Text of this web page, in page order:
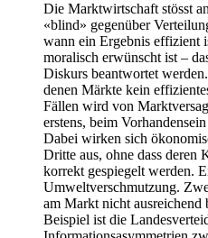
Die Marktwirtschaft stösst
«blind» gegenüber
wann ein Ergebnis effizient
moralisch erwünscht ist –
Diskurs beantwortet
denen Märkte kein
Fällen wird von
erstens, beim
Dabei wirken sich
Dritte aus, ohne dass deren
korrekt gespiegelt werden.
Umweltverschmutzung.
am Markt nicht ausreichend
Beispiel ist die